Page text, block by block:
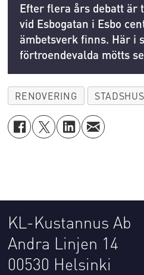
Efter flera års debatt är
vid Esbogatan i Esbo
ämbetsverk finns. Här i
förtroendevalda mötts
RENOVERING STADSHUS
KL-Kustannus Ab
Andra Linjen 14
00530 Helsinki